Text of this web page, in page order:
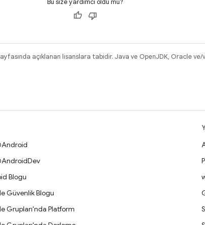
Bu size yardımcı oldu mu?
açıklanan lisanslara tabidir. Java ve OpenJDK, Oracle
Blogu
Güvenlik Blogu
Grupları'nda Platform